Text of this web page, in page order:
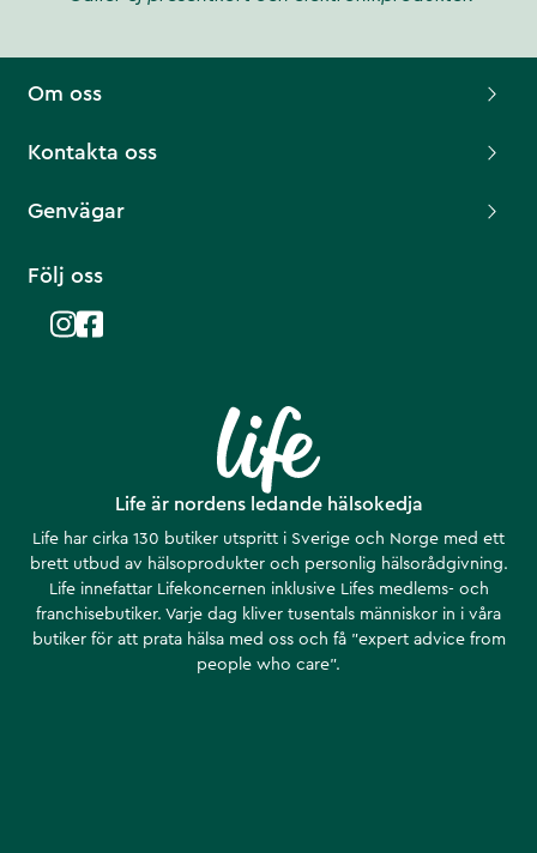
Life är nordens ledande hälsokedja
Life har cirka 130 butiker utspritt i Sverige och Norge med ett
brett utbud av hälsoprodukter och personlig hälsorådgivning.
Life innefattar Lifekoncernen inklusive Lifes medlems- och
franchisebutiker. Varje dag kliver tusentals människor in i våra
butiker för att prata hälsa med oss och få ”expert advice from
people who care”.
Om oss
Kontakta oss
Genvägar
Följ oss